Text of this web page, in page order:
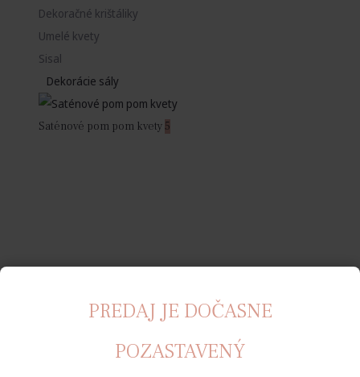
Dekoračné krištáliky
Umelé kvety
Sisal
Dekorácie sály
Saténové pom pom kvety5
PREDAJ JE DOČASNE
POZASTAVENÝ